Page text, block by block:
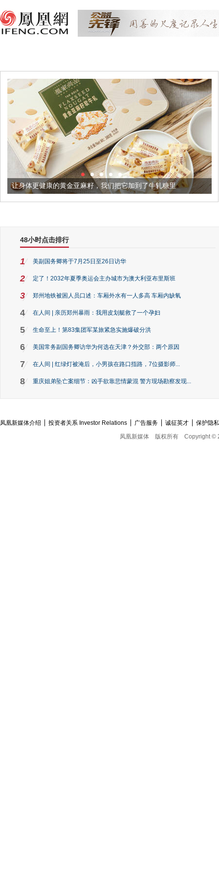
的黄金亚麻籽，我们把它加到了牛轧糖里 被列入佛家七
48小时点击排行
1 美副国务卿将于7月25日至26日访华
2 定了！2032年夏季奥运会主办城市为澳大利亚布里斯班
3 郑州地铁被困人员口述：车厢外水有一人多高 车厢内缺氧
4 在人间 | 亲历郑州暴雨：我用皮划艇救了一个孕妇
5 生命至上！第83集团军某旅紧急实施爆破分洪
6 美国常务副国务卿访华为何选在天津？外交部：两个原因
7 在人间 | 红绿灯被淹后，小男孩在路口指路，7位摄影师...
8 重庆姐弟坠亡案细节：凶手欲靠悲情蒙混 警方现场勘察发现...
凤凰新媒体介绍 投资者关系 Investor Relations 广告服务 诚征英才
保护隐
凤凰新媒体
版权所有 Copyright ©